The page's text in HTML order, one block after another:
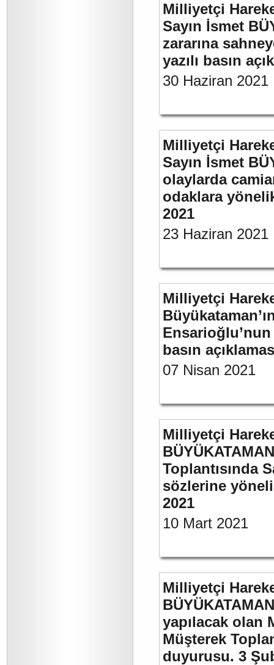
Milliyetçi
Sayın İsmet
zararına
yazılı basın
30 Haziran 2021
Milliyetçi
Sayın İsmet
olaylarda
odaklara
2021
23 Haziran 2021
Milliyetçi
Ensarioğlu’nun
basın
07 Nisan 2021
Milliyetçi
Toplantısında
sözlerine
2021
10 Mart 2021
Milliyetçi
yapılacak olan
Müşterek
duyurusu. 3